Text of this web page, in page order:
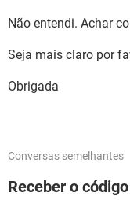
Não entendi. Achar
Seja mais claro por
Obrigada
Conversas semelhantes
Receber o